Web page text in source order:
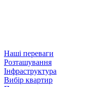
Наші переваги
Розташування
Інфраструктура
Вибір квартир